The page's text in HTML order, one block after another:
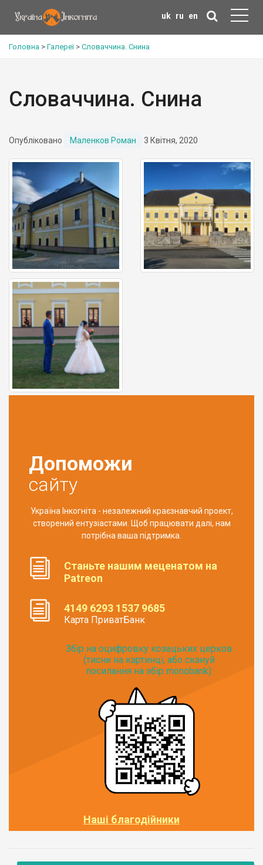
uk ru en
Головна > Галереї> Словаччина. Снина
Словаччина. Снина
Опубліковано Маленков Роман 3 Квітня, 2020
Допоможи
сайту
Україна Інкогніта - незалежний краєзнавчий проект,
створений ентузіастами. Щоб працювати далі, нам
потрібна ваша підтримка.
Станьте нашим меценатом на
Patreon
4149 6293 1537 9685
Карта ПриватБанк
Збір на оцифровку козацьких церков
(тисни на картинці, або скануй
посилання на збір monobank):
Наші благодійники